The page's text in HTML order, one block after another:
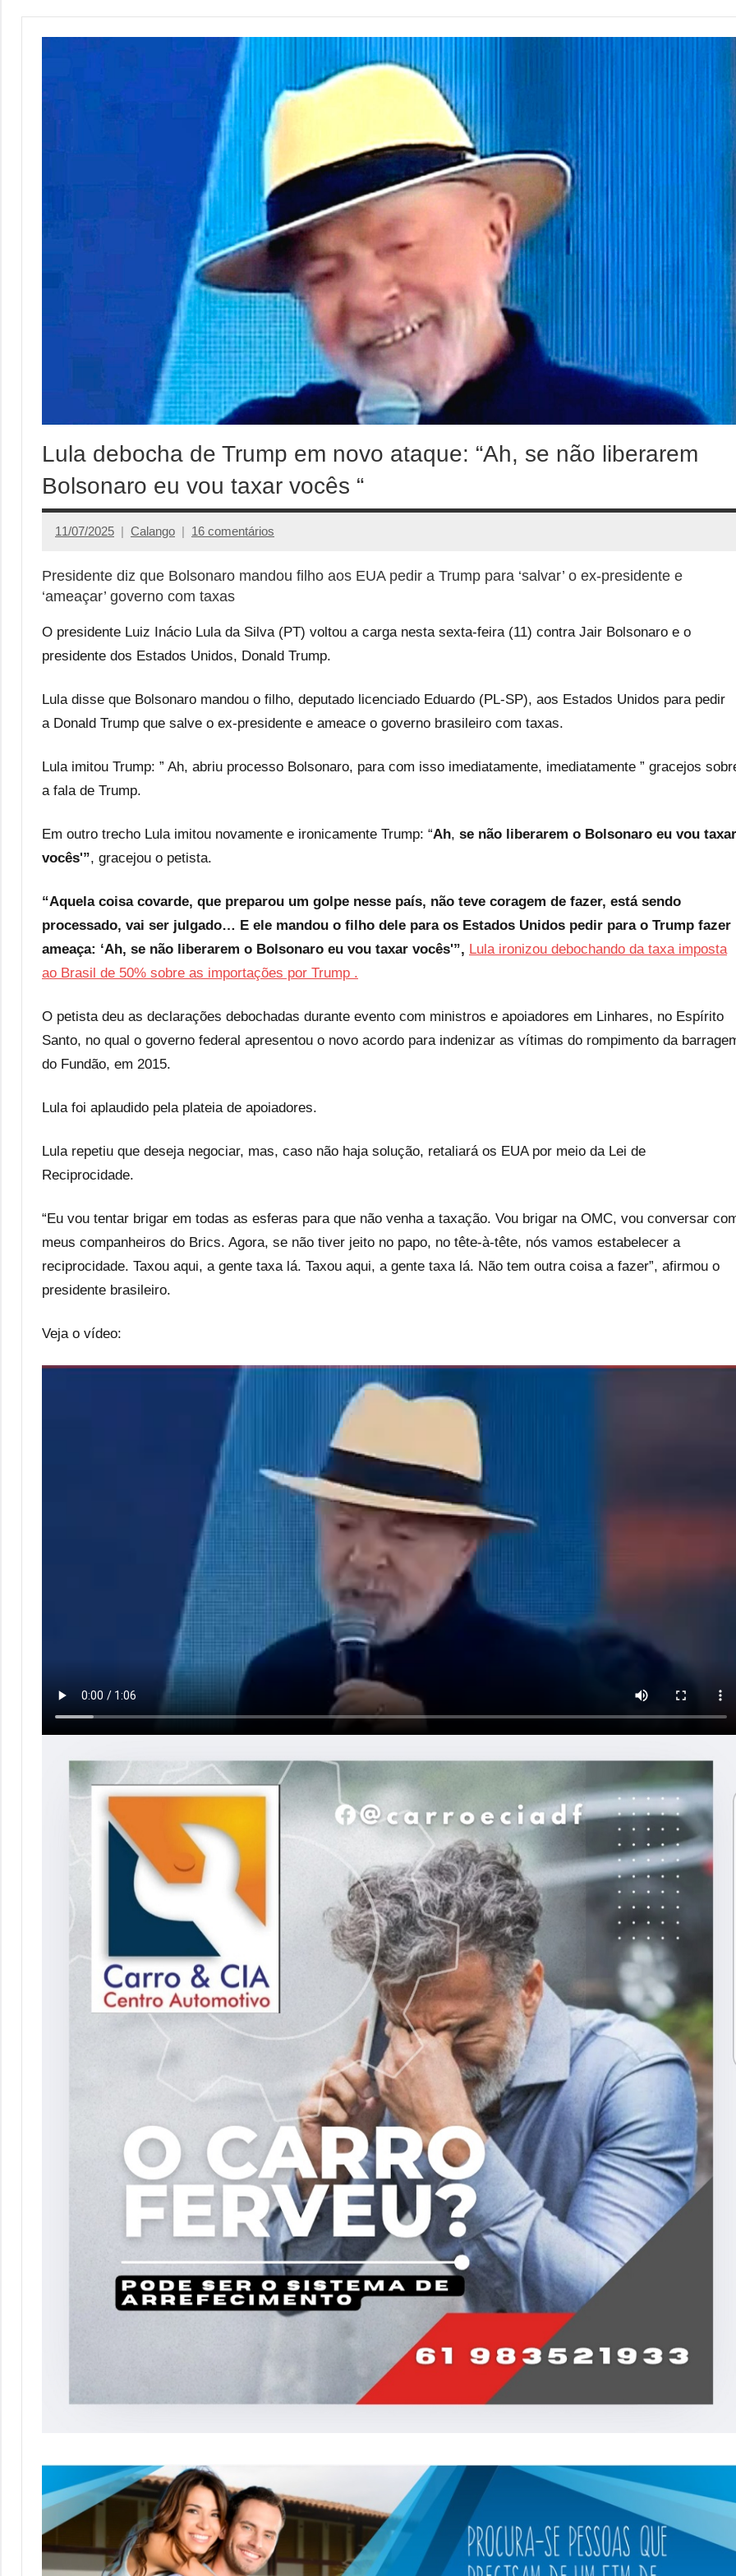
Lula debocha de Trump em novo ataque: “Ah, se não liberarem
Bolsonaro eu vou taxar vocês “
11/07/2025 Calango 16 comentários
Presidente diz que Bolsonaro mandou filho aos EUA pedir a Trump para ‘salvar’ o ex-presidente e
‘ameaçar’ governo com taxas
O presidente Luiz Inácio Lula da Silva (PT) voltou a carga nesta sexta-feira (11) contra Jair Bolsonaro e o
presidente dos Estados Unidos, Donald Trump.
Lula disse que Bolsonaro mandou o filho, deputado licenciado Eduardo (PL-SP), aos Estados Unidos para pedir
a Donald Trump que salve o ex-presidente e ameace o governo brasileiro com taxas.
Lula imitou Trump: ” Ah, abriu processo Bolsonaro, para com isso imediatamente, imediatamente ” gracejos
a fala de Trump.
Em outro trecho Lula imitou novamente e ironicamente Trump: “Ah, se não liberarem o Bolsonaro eu vou taxar
vocês'”, gracejou o petista.
“Aquela coisa covarde, que preparou um golpe nesse país, não teve coragem de fazer, está sendo
processado, vai ser julgado… E ele mandou o filho dele para os Estados Unidos pedir para o Trump fazer
ameaça: ‘Ah, se não liberarem o Bolsonaro eu vou taxar vocês'”, Lula ironizou debochando da taxa imposta
ao Brasil de 50% sobre as importações por Trump .
O petista deu as declarações debochadas durante evento com ministros e apoiadores em Linhares, no Espírito
Santo, no qual o governo federal apresentou o novo acordo para indenizar as vítimas do rompimento da
do Fundão, em 2015.
Lula foi aplaudido pela plateia de apoiadores.
Lula repetiu que deseja negociar, mas, caso não haja solução, retaliará os EUA por meio da Lei de
Reciprocidade.
“Eu vou tentar brigar em todas as esferas para que não venha a taxação. Vou brigar na OMC, vou conversar
meus companheiros do Brics. Agora, se não tiver jeito no papo, no tête-à-tête, nós vamos estabelecer a
reciprocidade. Taxou aqui, a gente taxa lá. Taxou aqui, a gente taxa lá. Não tem outra coisa a fazer”, afirmou o
presidente brasileiro.
Veja o vídeo: